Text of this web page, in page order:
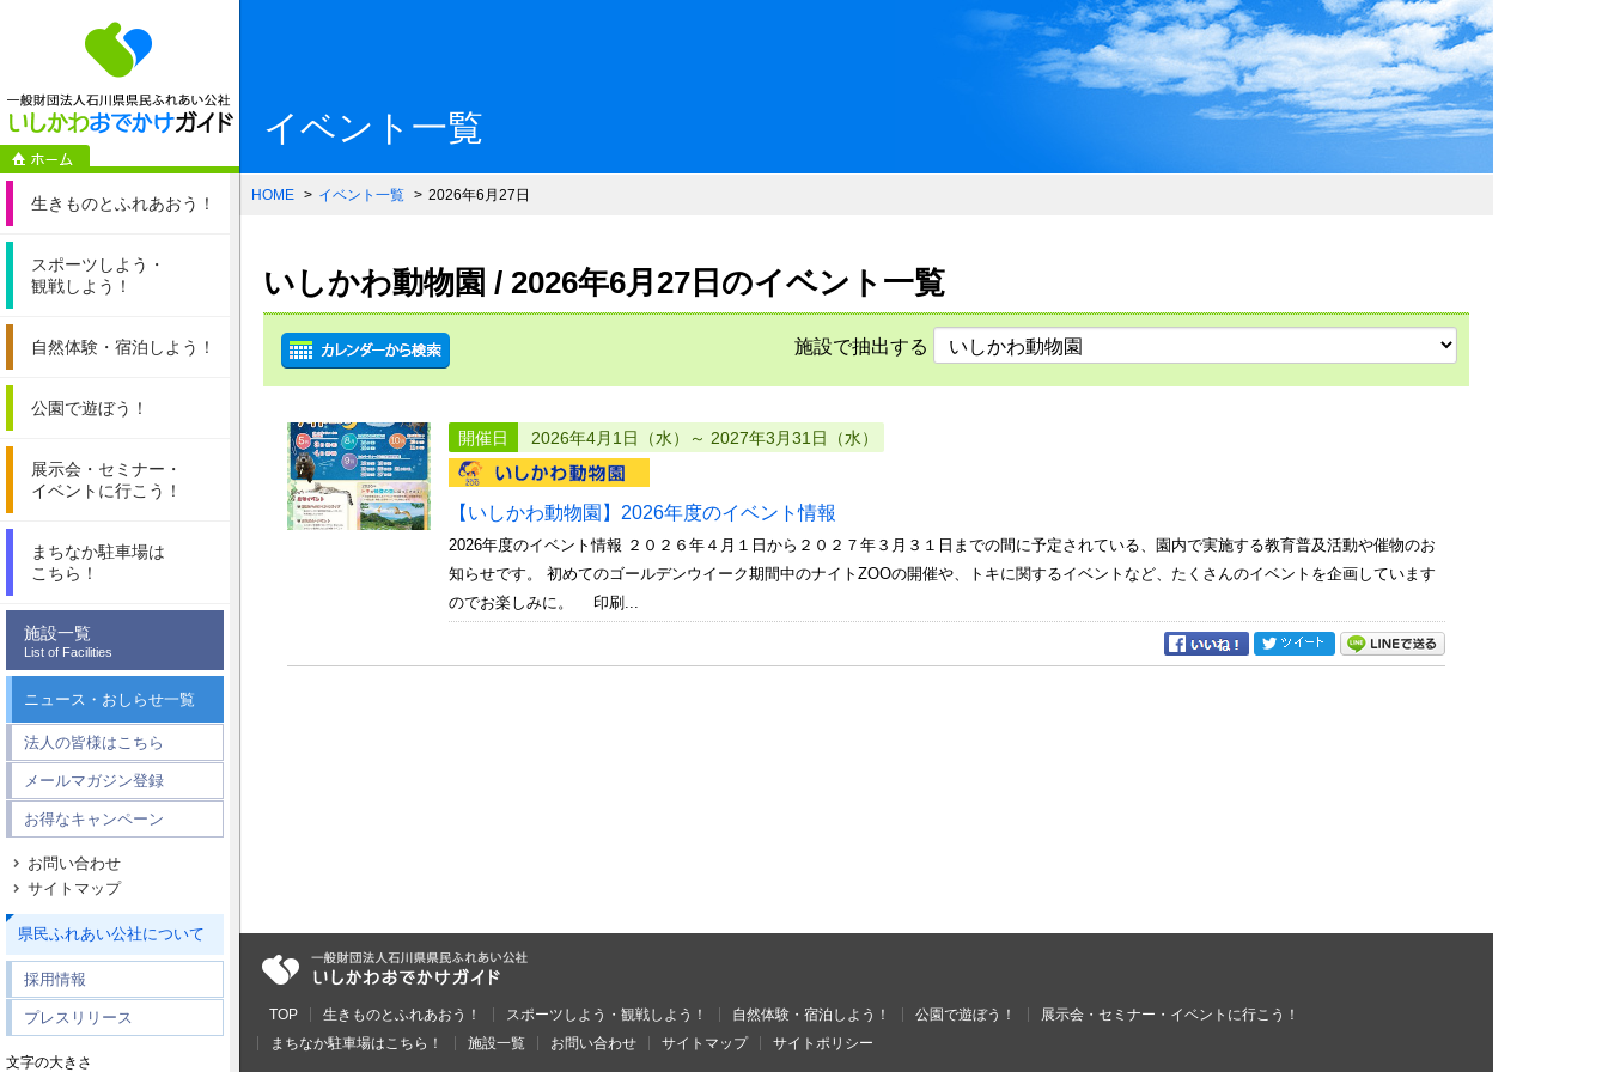
一般財団法人石川県県民ふれあい公社 いしかわおでかけガイド
生きものとふれあおう！
スポーツしよう・
観戦しよう！
自然体験・ 宿泊しよう！
公園で遊ぼう！
展示会・セミナー・
イベントに行こう！
まちなか駐車場は
こちら！
施設一覧
List of Facilities
ニュース・おしらせ一覧
法人の皆様はこちら
メールマガジン登録
お得なキャンペーン
お問い合わせ
サイトマップ
県民ふれあい公社について
採用情報
プレスリリース
文字の大きさ
イベント一覧
HOME イベント一覧 2026年6月27日
いしかわ動物園 / 2026年6月27日のイベント一覧
施設で抽出する
開催日 2026年4月1日（水）～ 2027年3月31日（水）
【いしかわ動物園】2026年度のイベント情報
2026年度のイベント情報 ２０２６年４月１日から２０２７年３月３１日までの間に予定されている、園内で実施する教育普及活動や催物のお
知らせです。 初めてのゴールデンウイーク期間中のナイトZOOの開催や、トキに関するイベントなど、たくさんのイベントを企画しています
のでお楽しみに。 印刷...
TOP 生きものとふれあおう！ スポーツしよう・観戦しよう！ 自然体験・宿泊しよう！ 公園で遊ぼう！
展示会・セミナー・イベントに行こう！
まちなか駐車場はこちら！
施設一覧 お問い合わせ サイトマップ サイトポリシー